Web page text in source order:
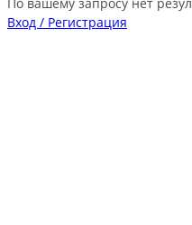
Вход / Регистрация